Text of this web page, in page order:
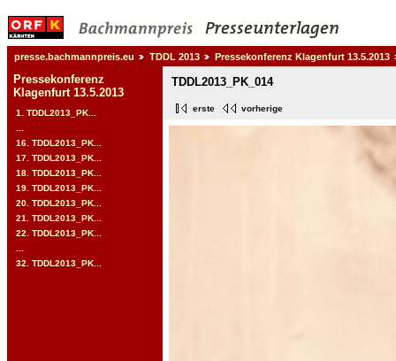
presse.bachmannpreis.eu TDDL 2013 Pressekonferenz Klagenfurt 13.5.2013
Pressekonferenz
Klagenfurt 13.5.2013
1. TDDL2013_PK...
16. TDDL2013_PK...
17. TDDL2013_PK...
18. TDDL2013_PK...
19. TDDL2013_PK...
20. TDDL2013_PK...
21. TDDL2013_PK...
22. TDDL2013_PK...
32. TDDL2013_PK...
TDDL2013_PK_014
erste vorherige